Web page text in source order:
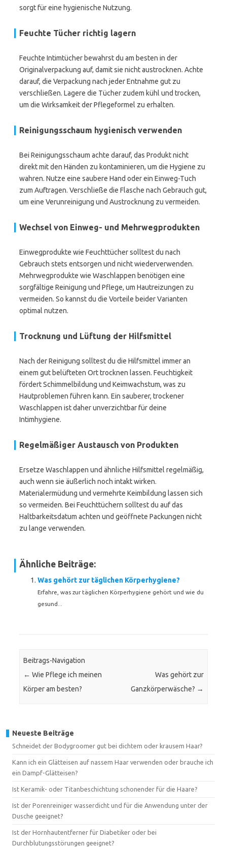
sorgt für eine hygienische Nutzung.
Feuchte Tücher richtig lagern
Feuchte Intimtücher bewahrst du am besten in der
Originalverpackung auf, damit sie nicht austrocknen. Achte
darauf, die Verpackung nach jeder Entnahme gut zu
verschließen. Lagere die Tücher zudem kühl und trocken,
um die Wirksamkeit der Pflegeformel zu erhalten.
Reinigungsschaum hygienisch verwenden
Bei Reinigungsschaum achte darauf, das Produkt nicht
direkt mit den Händen zu kontaminieren, um die Hygiene zu
wahren. Nutze eine saubere Hand oder ein Einweg-Tuch
zum Auftragen. Verschließe die Flasche nach Gebrauch gut,
um eine Verunreinigung und Austrocknung zu vermeiden.
Wechsel von Einweg- und Mehrwegprodukten
Einwegprodukte wie Feuchttücher solltest du nach
Gebrauch stets entsorgen und nicht wiederverwenden.
Mehrwegprodukte wie Waschlappen benötigen eine
sorgfältige Reinigung und Pflege, um Hautreizungen zu
vermeiden. So kannst du die Vorteile beider Varianten
optimal nutzen.
Trocknung und Lüftung der Hilfsmittel
Nach der Reinigung solltest du die Hilfsmittel immer an
einem gut belüfteten Ort trocknen lassen. Feuchtigkeit
fördert Schimmelbildung und Keimwachstum, was zu
Hautproblemen führen kann. Ein sauberer, trockener
Waschlappen ist daher unverzichtbar für deine
Intimhygiene.
Regelmäßiger Austausch von Produkten
Ersetze Waschlappen und ähnliche Hilfsmittel regelmäßig,
auch wenn sie äußerlich noch intakt wirken.
Materialermüdung und vermehrte Keimbildung lassen sich
so vermeiden. Bei Feuchttüchern solltest du auf das
Haltbarkeitsdatum achten und geöffnete Packungen nicht
zu lange verwenden.
Ähnliche Beiträge:
Was gehört zur täglichen Körperhygiene?
Erfahre, was zur täglichen Körperhygiene gehört und wie du
gesund...
Beitrags-Navigation
← Wie Pflege ich meinen
Körper am besten?
Was gehört zur
Ganzkörperwäsche? →
Neueste Beiträge
Schneidet der Bodygroomer gut bei dichtem oder krausem Haar?
Kann ich ein Glätteisen auf nassem Haar verwenden oder brauche ich
ein Dampf-Glätteisen?
Ist Keramik- oder Titanbeschichtung schonender für die Haare?
Ist der Porenreiniger wasserdicht und für die Anwendung unter der
Dusche geeignet?
Ist der Hornhautentferner für Diabetiker oder bei
Durchblutungsstörungen geeignet?